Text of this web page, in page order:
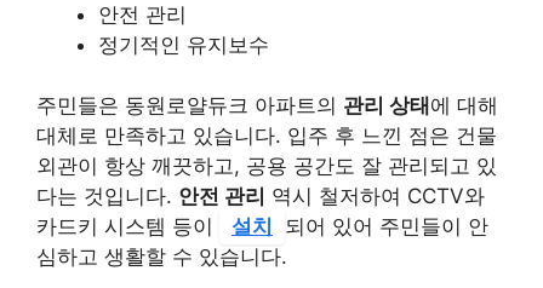
안전 관리
정기적인 유지보수
주민들은 동원로얄듀크 아파트의 관리 상태 에 대해
대체로 만족하고 있습니다. 입주 후 느낀 점은 건물
외관이 항상 깨끗하고, 공용 공간도 잘 관리되고 있
다는 것입니다. 안전 관리 역시 철저하여 CCTV와
카드키 시스템 등이
설치
되어 있어 주민들이 안
심하고 생활할 수 있습니다.